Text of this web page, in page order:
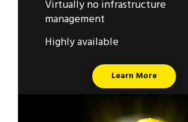
Virtually no infrastructure
management
Highly available
Learn More